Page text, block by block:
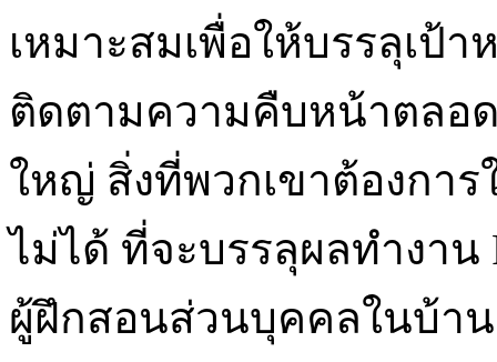
เหมาะสมเพื่อให้บรรลุเป้
ติดตามความคืบหน้าตลอ
ใหญ่ สิ่งที่พวกเขาต้องกา
ไม่ได้ ที่จะบรรลุผลทำงาน
ผู้ฝึกสอนส่วนบุคคลในบ้า